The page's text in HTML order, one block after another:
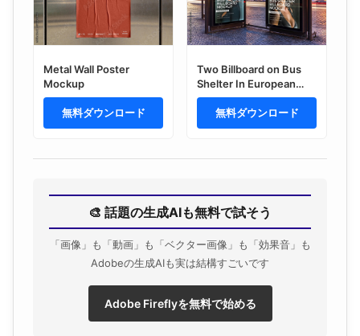
Metal Wall Poster
Mockup
無料ダウンロード
Two Billboard on Bus
Shelter In European
City at Night Mockup
無料ダウンロード
🎨 話題の生成AIも無料で試そう
「画像」も「動画」も「ベクター画像」も「効果音」も
Adobeの生成AIも実は結構すごいです
Adobe Fireflyを無料で始める